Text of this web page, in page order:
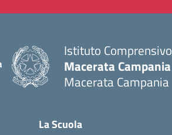
Istituto Comprensivo
Macerata Campania
Macerata Campania
La Scuola